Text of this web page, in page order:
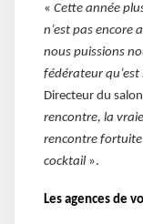
« Cette année
n’est pas encore
nous puissions
fédérateur qu’est
Directeur du
rencontre, la
rencontre fortuite
cocktail ».
Les agences de